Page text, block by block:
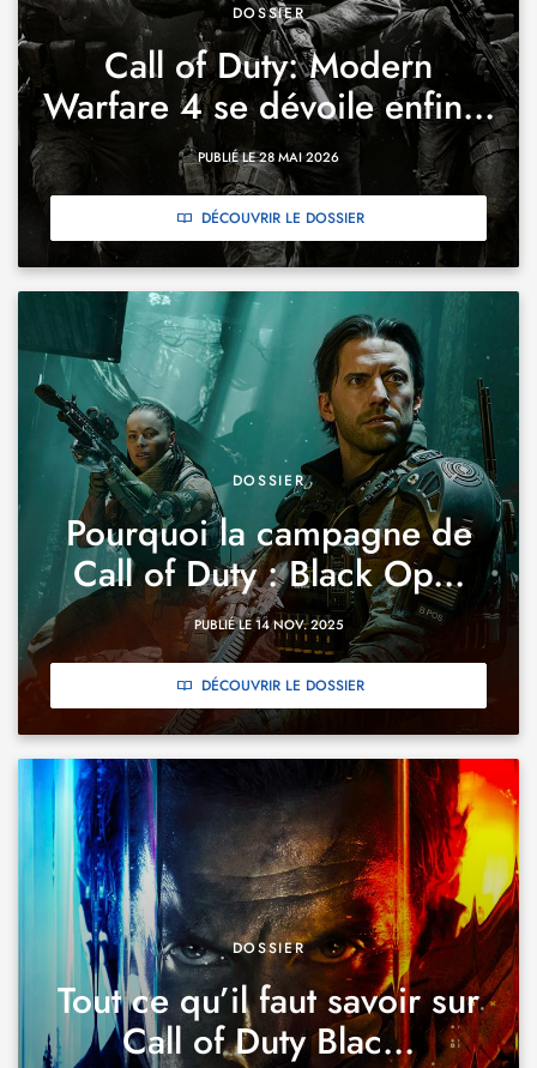
DOSSIER
Call of Duty: Modern
Warfare 4 se dévoile enfin...
PUBLIÉ LE 28 MAI 2026
DÉCOUVRIR LE DOSSIER
DOSSIER
Pourquoi la campagne de
Call of Duty : Black Op...
PUBLIÉ LE 14 NOV. 2025
DÉCOUVRIR LE DOSSIER
DOSSIER
Tout ce qu’il faut savoir sur
Call of Duty Blac...